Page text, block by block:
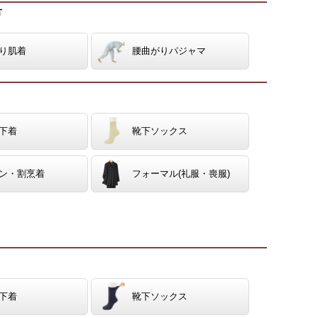
肌着 腰曲がりパジャマ
着 靴下ソックス
・割烹着 フォーマル(礼服・喪服)
着 靴下ソックス